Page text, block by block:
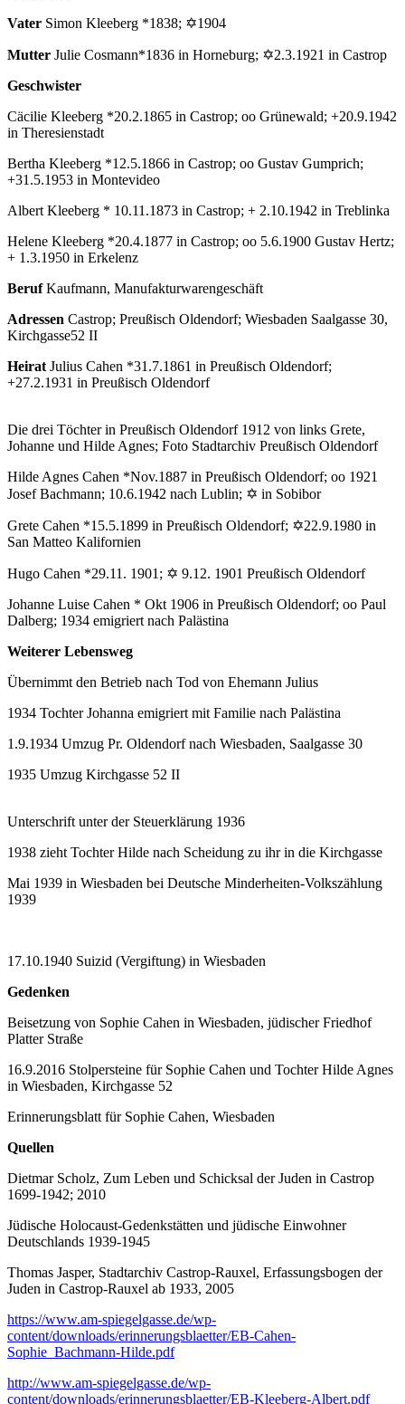
Vater Simon Kleeberg *1838; ✡1904
Mutter Julie Cosmann*1836 in Horneburg; ✡2.3.1921 in Castrop
Geschwister
Cäcilie Kleeberg *20.2.1865 in Castrop; oo Grünewald; +20.9.1942
in Theresienstadt
Bertha Kleeberg *12.5.1866 in Castrop; oo Gustav Gumprich;
+31.5.1953 in Montevideo
Albert Kleeberg * 10.11.1873 in Castrop; + 2.10.1942 in Treblinka
Helene Kleeberg *20.4.1877 in Castrop; oo 5.6.1900 Gustav Hertz;
+ 1.3.1950 in Erkelenz
BerufKaufmann, Manufakturwarengeschäft
Adressen Castrop; Preußisch Oldendorf; Wiesbaden Saalgasse 30,
Kirchgasse52 II
Heirat Julius Cahen *31.7.1861 in Preußisch Oldendorf;
+27.2.1931 in Preußisch Oldendorf
Die drei Töchter in Preußisch Oldendorf 1912 von links Grete,
Johanne und Hilde Agnes; Foto Stadtarchiv Preußisch Oldendorf
Hilde Agnes Cahen *Nov.1887 in Preußisch Oldendorf; oo 1921
Josef Bachmann; 10.6.1942 nach Lublin; ✡ in Sobibor
Grete Cahen *15.5.1899 in Preußisch Oldendorf; ✡22.9.1980 in
San Matteo Kalifornien
Hugo Cahen *29.11. 1901; ✡ 9.12. 1901 Preußisch Oldendorf
Johanne Luise Cahen * Okt 1906 in Preußisch Oldendorf; oo Paul
Dalberg; 1934 emigriert nach Palästina
Weiterer Lebensweg
Übernimmt den Betrieb nach Tod von Ehemann Julius
1934 Tochter Johanna emigriert mit Familie nach Palästina
1.9.1934 Umzug Pr. Oldendorf nach Wiesbaden, Saalgasse 30
1935 Umzug Kirchgasse 52 II
Unterschrift unter der Steuerklärung 1936
1938 zieht Tochter Hilde nach Scheidung zu ihr in die Kirchgasse
Mai 1939 in Wiesbaden bei Deutsche Minderheiten-Volkszählung
1939
17.10.1940 Suizid (Vergiftung) in Wiesbaden
Gedenken
Beisetzung von Sophie Cahen in Wiesbaden, jüdischer Friedhof
Platter Straße
16.9.2016 Stolpersteine für Sophie Cahen und Tochter Hilde Agnes
in Wiesbaden, Kirchgasse 52
Erinnerungsblatt für Sophie Cahen, Wiesbaden
Quellen
Dietmar Scholz, Zum Leben und Schicksal der Juden in Castrop
1699-1942; 2010
Jüdische Holocaust-Gedenkstätten und jüdische Einwohner
Deutschlands 1939-1945
Thomas Jasper, Stadtarchiv Castrop-Rauxel, Erfassungsbogen der
Juden in Castrop-Rauxel ab 1933, 2005
https://www.am-spiegelgasse.de/wp-
content/downloads/erinnerungsblaetter/EB-Cahen-
Sophie_Bachmann-Hilde.pdf
http://www.am-spiegelgasse.de/wp-
content/downloads/erinnerungsblaetter/EB-Kleeberg-Albert.pdf